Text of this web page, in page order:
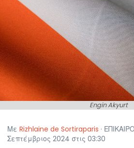
Engin Akyurt
Με Rizhlaine de Sortiraparis ·
Σεπτέμβριος 2024 στις 03:30